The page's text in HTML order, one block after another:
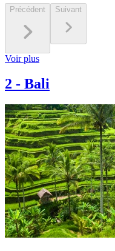
Précédent Suivant
Voir plus
2 - Bali